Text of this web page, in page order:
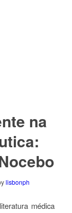
na
lisbonph
médica